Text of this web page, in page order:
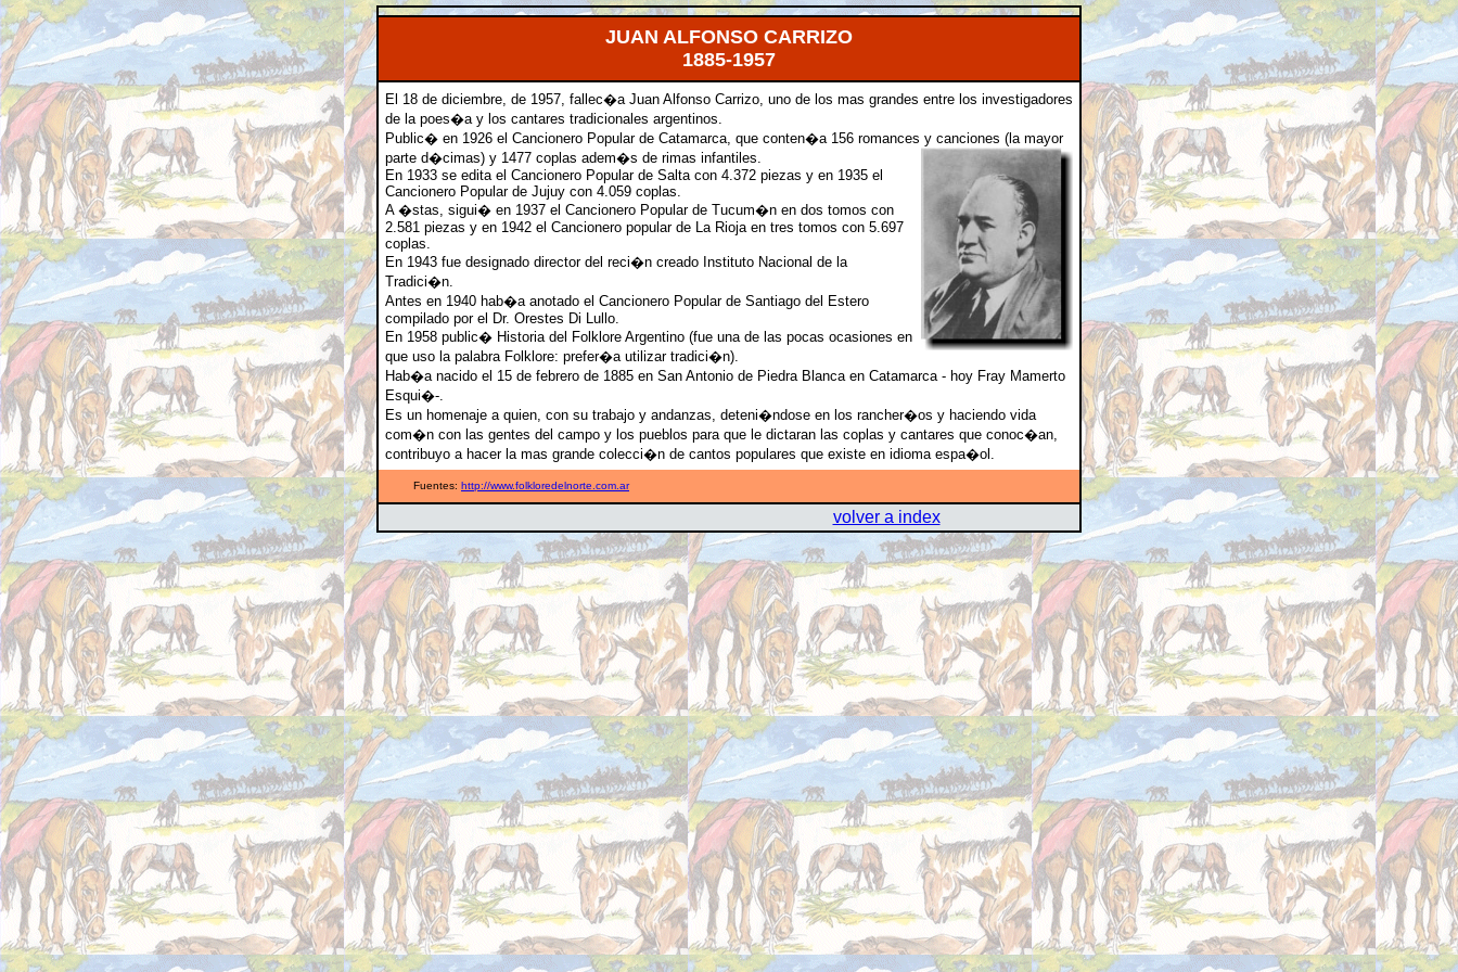
JUAN ALFONSO CARRIZO
1885-1957
El 18 de diciembre, de 1957, fallec�a Juan Alfonso Carrizo, uno de los mas grandes entre los investigadores
de la poes�a y los cantares tradicionales argentinos.
Public� en 1926 el Cancionero Popular de Catamarca, que conten�a 156 romances y canciones (lamayor
parte d�cimas) y 1477 coplas adem�s de rimas infantiles.
En 1933 se edita el Cancionero Popular de Salta con 4.372 piezas y en 1935 el
Cancionero Popular de Jujuy con 4.059 coplas.
A �stas, sigui� en 1937 el Cancionero Popular de Tucum�n en dos tomos con
2.581 piezas y en 1942 el Cancionero popular de La Rioja en tres tomos con 5.697
coplas.
En 1943 fue designado director del reci�n creado Instituto Nacional de la
Tradici�n.
Antes en 1940 hab�a anotado el Cancionero Popular de Santiago del Estero
compilado por el Dr. Orestes Di Lullo.
En 1958 public� Historia del Folklore Argentino (fue una de las pocas ocasiones en
que uso la palabra Folklore: prefer�a utilizar tradici�n).
Hab�a nacido el 15 de febrero de 1885 en San Antonio de Piedra Blanca en Catamarca - hoy Fray Mamerto
Esqui�-.
Es un homenaje a quien, con su trabajo y andanzas, deteni�ndose en los rancher�os y haciendo vida
com�n con las gentes del campo y los pueblos para que le dictaran las coplas y cantares que conoc�an,
contribuyo a hacer la mas grande colecci�n de cantos populares que existe en idioma espa�ol.
Fuentes: http://www.folkloredelnorte.com.ar
volver a index